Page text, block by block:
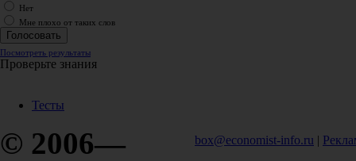
Нет
Мне плохо от таких слов
Посмотреть результаты
Проверьте знания
Тесты
box@economist-info.ru |
© 2006—